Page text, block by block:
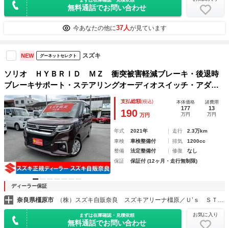
無料通話でお問い合わせ
今あなたの他に37人が見ています
NEW グーネットセレクト スズキ
ソリオ ＨＹＢＲＩＤ ＭＺ 衝突被害軽減ブレーキ・後退時
ブレーキサポート・ステアリングオーディオスイッチ・アダプ
ティブクルーズコントロール・シートヒーター・両側パワース
ライドドア・ドライブレコーダー・ＥＴＣ・ＬＥＤヘッドラン
プ
支払総額(税込)
190 万円
本体価格
177
万円
諸費用
13
万円
年式 2021年 走行
2.3万km
車検
車検整備付 排気
1200cc
整備
法定整備付 修復
なし
保証
保証付 (12ヶ月・走行無制限)
ディーラー保証
奈良県橿原市 （株）スズキ自販奈良 スズキアリーナ橿原／Ｕ’ｓ ＳＴＡＴＩＯＮ橿原
まずは在庫確認・見積依頼
無料通話でお問い合わせ
お気に入り